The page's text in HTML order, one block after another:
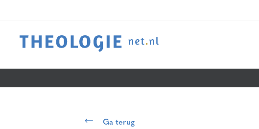
Ga terug